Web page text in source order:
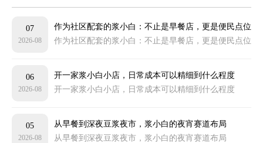
07
2026-08
作为社区配套的浆小白：不止是早餐店，更是便民点位
作为社区配套的浆小白：不止是早餐店，更是便民点位
06
2026-08
开一家浆小白小店，日常成本可以精细到什么程度
开一家浆小白小店，日常成本可以精细到什么程度
05
2026-08
从早餐到深夜豆浆夜市，浆小白的夜宵赛道布局
从早餐到深夜豆浆夜市，浆小白的夜宵赛道布局